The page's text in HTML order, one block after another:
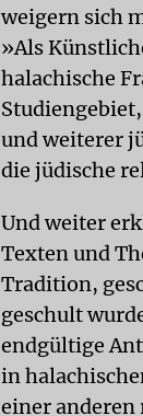
weigern sich
»Als
halachische
und weiterer
die jüdische
Und weiter
Texten und
Tradition,
geschult
endgültige
in
einer anderen